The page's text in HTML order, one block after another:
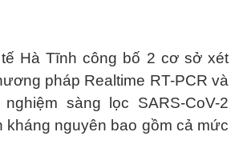
Hà Tĩnh công bố 2 cơ sở xét
pháp Realtime RT-PCR và
sàng lọc SARS-CoV-2
kháng nguyên bao gồm cả mức